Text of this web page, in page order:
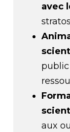
avec
public
aux